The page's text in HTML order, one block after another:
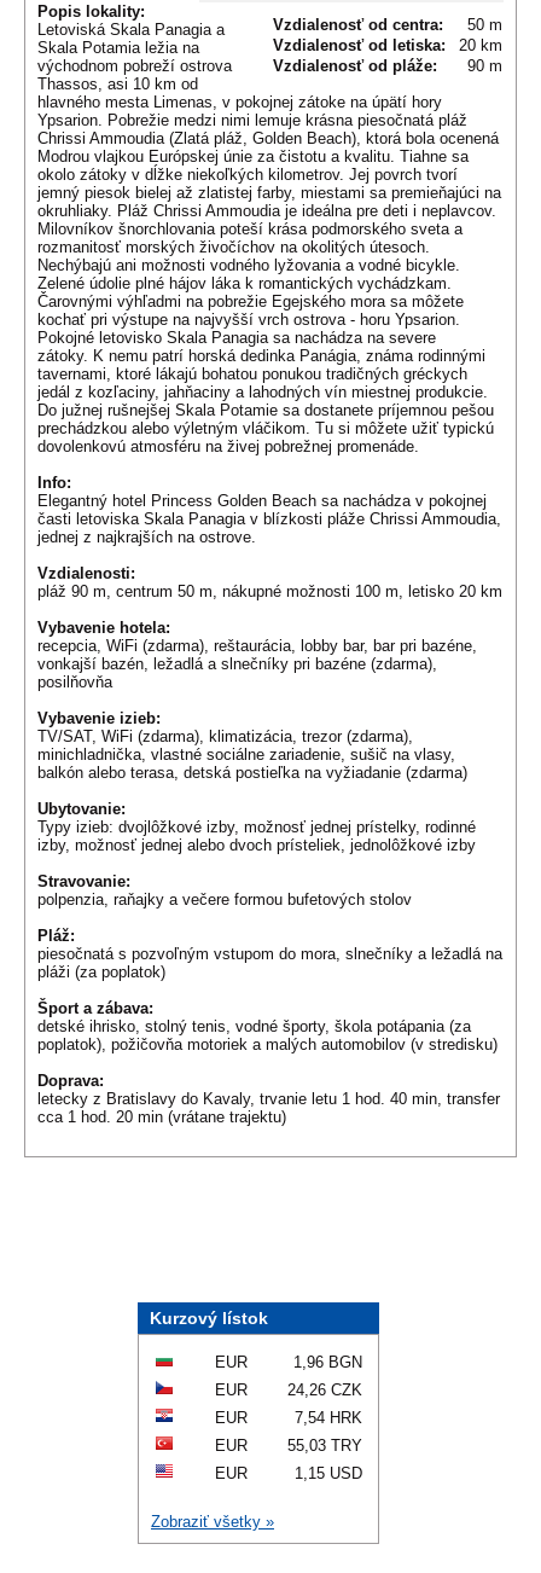
Vzdialenosť od centra:
50 m
Vzdialenosť od letiska:
20 km
Vzdialenosť od pláže:
90 m
Popis lokality:
Letoviská Skala Panagia a
Skala Potamia ležia na
východnom pobreží ostrova
Thassos, asi 10 km od
hlavného mesta Limenas, v pokojnej zátoke na úpätí hory
Ypsarion. Pobrežie medzi nimi lemuje krásna piesočnatá pláž
Chrissi Ammoudia (Zlatá pláž, Golden Beach), ktorá bola ocenená
Modrou vlajkou Európskej únie za čistotu a kvalitu. Tiahne sa
okolo zátoky v dĺžke niekoľkých kilometrov. Jej povrch tvorí
jemný piesok bielej až zlatistej farby, miestami sa premieňajúci na
okruhliaky. Pláž Chrissi Ammoudia je ideálna pre deti i neplavcov.
Milovníkov šnorchlovania poteší krása podmorského sveta a
rozmanitosť morských živočíchov na okolitých útesoch.
Nechýbajú ani možnosti vodného lyžovania a vodné bicykle.
Zelené údolie plné hájov láka k romantických vychádzkam.
Čarovnými výhľadmi na pobrežie Egejského mora sa môžete
kochať pri výstupe na najvyšší vrch ostrova - horu Ypsarion.
Pokojné letovisko Skala Panagia sa nachádza na severe
zátoky. K nemu patrí horská dedinka Panágia, známa rodinnými
tavernami, ktoré lákajú bohatou ponukou tradičných gréckych
jedál z kozľaciny, jahňaciny a lahodných vín miestnej produkcie.
Do južnej rušnejšej Skala Potamie sa dostanete príjemnou pešou
prechádzkou alebo výletným vláčikom. Tu si môžete užiť typickú
dovolenkovú atmosféru na živej pobrežnej promenáde.
Info:
Elegantný hotel Princess Golden Beach sa nachádza v pokojnej
časti letoviska Skala Panagia v blízkosti pláže Chrissi Ammoudia,
jednej z najkrajších na ostrove.
Vzdialenosti:
pláž 90 m, centrum 50 m, nákupné možnosti 100 m, letisko 20 km
Vybavenie hotela:
recepcia, WiFi (zdarma), reštaurácia, lobby bar, bar pri bazéne,
vonkajší bazén, ležadlá a slnečníky pri bazéne (zdarma),
posilňovňa
Vybavenie izieb:
TV/SAT, WiFi (zdarma), klimatizácia, trezor (zdarma),
minichladnička, vlastné sociálne zariadenie, sušič na vlasy,
balkón alebo terasa, detská postieľka na vyžiadanie (zdarma)
Ubytovanie:
Typy izieb: dvojlôžkové izby, možnosť jednej prístelky, rodinné
izby, možnosť jednej alebo dvoch prísteliek, jednolôžkové izby
Stravovanie:
polpenzia, raňajky a večere formou bufetových stolov
Pláž:
piesočnatá s pozvoľným vstupom do mora, slnečníky a ležadlá na
pláži (za poplatok)
Šport a zábava:
detské ihrisko, stolný tenis, vodné športy, škola potápania (za
poplatok), požičovňa motoriek a malých automobilov (v stredisku)
Doprava:
letecky z Bratislavy do Kavaly, trvanie letu 1 hod. 40 min, transfer
cca 1 hod. 20 min (vrátane trajektu)
Kurzový lístok
EUR
1,96 BGN
EUR
24,26 CZK
EUR
7,54 HRK
EUR
55,03 TRY
EUR
1,15 USD
Zobraziť všetky »